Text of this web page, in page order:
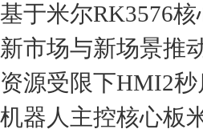
基于米尔RK3576
新市场与新场景推
资源受限下HMI2
机器人主控核心板